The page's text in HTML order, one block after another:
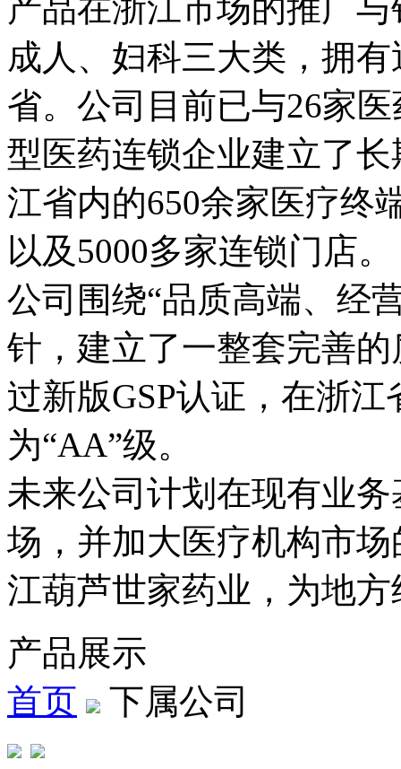
产品在浙江市场的推广
成人、妇科三大类，拥
省。公司目前已与26家
型医药连锁企业建立了
江省内的650余家医疗终
以及5000多家连锁门店。
公司围绕“品质高端、经
针，建立了一整套完善
过新版GSP认证，在浙
为“AA”级。
未来公司计划在现有业
场，并加大医疗机构市
江葫芦世家药业，为地
产品展示
首页
下属公司